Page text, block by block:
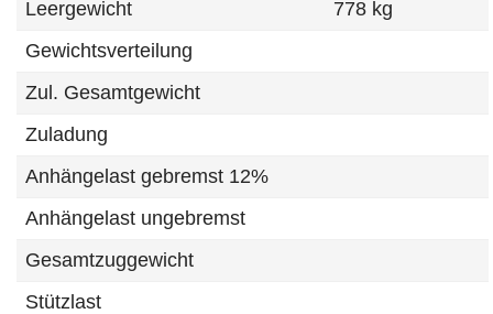
Leergewicht
778 kg
Gewichtsverteilung
Zul. Gesamtgewicht
Zuladung
Anhängelast gebremst 12%
Anhängelast ungebremst
Gesamtzuggewicht
Stützlast